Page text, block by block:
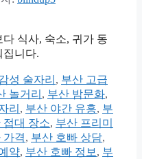
식사, 숙소, 귀가 동
집니다.
성 술자리 , 부산 고급
놀거리 , 부산 밤문화,
리 , 부산 야간 유흥, 부
접대 장소, 부산 프리미
가격, 부산 호빠 상담,
약, 부산 호빠 정보 , 부